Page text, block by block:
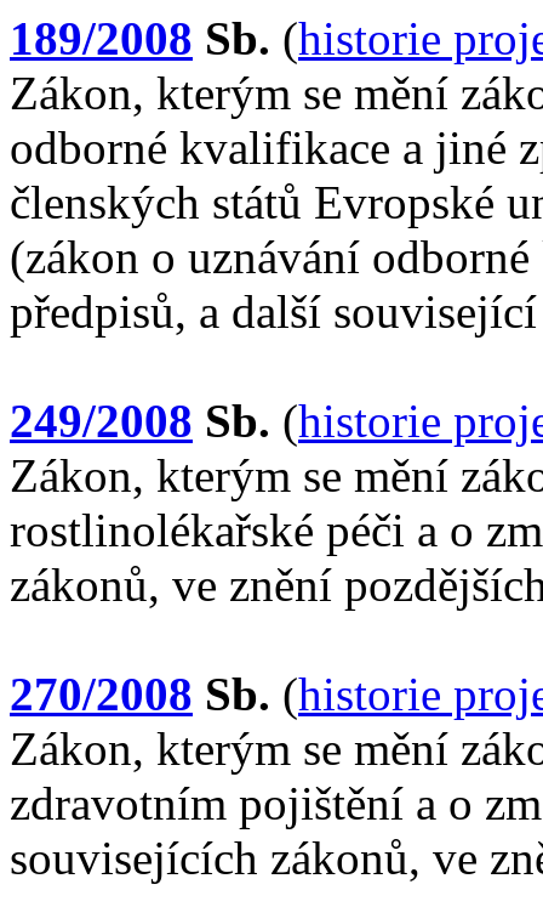
189/2008 Sb. (historie
Zákon, kterým se mění
odborné kvalifikace a jiné
členských států Evropské
(zákon o uznávání
předpisů, a další
249/2008 Sb. (historie
Zákon, kterým se mění
rostlinolékařské péči a o
zákonů, ve znění
270/2008 Sb. (historie
Zákon, kterým se mění
zdravotním pojištění a o
souvisejících zákonů, ve